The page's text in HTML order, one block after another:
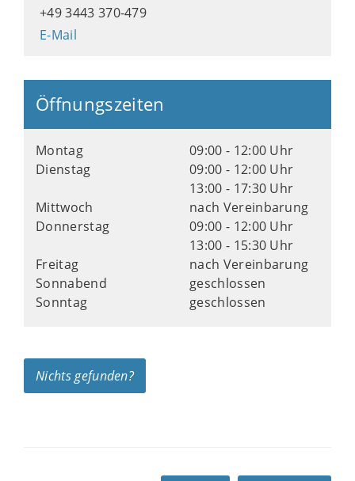
+49 3443 370-479
E-Mail
Öffnungszeiten
Montag
09:00 - 12:00 Uhr
Dienstag
09:00 - 12:00 Uhr
13:00 - 17:30 Uhr
Mittwoch
nach Vereinbarung
Donnerstag
09:00 - 12:00 Uhr
13:00 - 15:30 Uhr
Freitag
nach Vereinbarung
Sonnabend
geschlossen
Sonntag
geschlossen
Nichts gefunden?